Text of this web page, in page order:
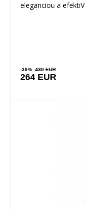
eleganciou a
-39% 430 EUR
264 EUR